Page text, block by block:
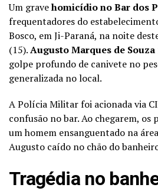
Um gravehomicídio no Bar dos
frequentadores do
Bosco, em Ji-Paraná, na noite
(15).Augusto Marques de Souza
golpe profundo de canivete no
generalizada no local.
A Polícia Militar foi acionada via
confusão no bar. Ao chegarem,
um homem ensanguentado na
Augusto caído no chão do
Tragédia no